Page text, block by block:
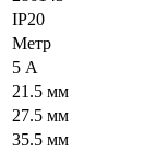
IP20
Метр
5 А
21.5 мм
27.5 мм
35.5 мм